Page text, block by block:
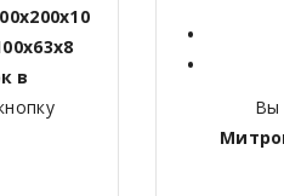
в
Вы